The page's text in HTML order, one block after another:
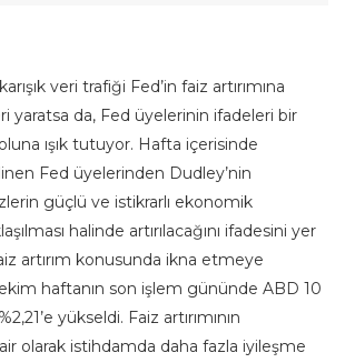
veri trafiği Fed’in faiz artırımına
yaratsa da, Fed üyelerinin ifadeleri bir
ışık tutuyor. Hafta içerisinde
Fed üyelerinden Dudley’nin
güçlü ve istikrarlı ekonomik
halinde artırılacağını ifadesini yer
artırım konusunda ikna etmeye
haftanın son işlem gününde ABD 10
yükseldi. Faiz artırımının
olarak istihdamda daha fazla iyileşme